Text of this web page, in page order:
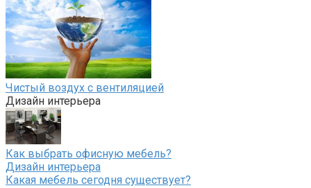
Чистый воздух с вентиляцией
Дизайн интерьера
Как выбрать офисную мебель?
Дизайн интерьера
Какая мебель сегодня существует?